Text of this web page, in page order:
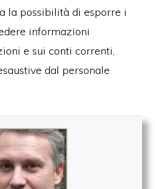
la possibilità di esporre i
informazioni
e sui conti correnti,
dal personale